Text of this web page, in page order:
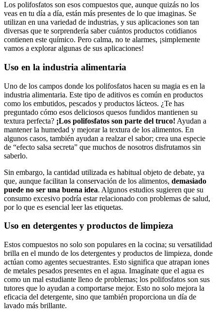
Los polifosfatos son esos compuestos que, ‌aunque ⁣quizás no los
veas en tu día a día, están más presentes​ de lo que imaginas.‌ Se
utilizan en‍ una variedad de⁣ industrias, y sus‍ aplicaciones son tan⁣
diversas que te ⁢sorprendería saber cuántos⁢ productos​ cotidianos
contienen este químico. Pero ‍calma, no te alarmes, ​¡simplemente
vamos a explorar algunas de sus aplicaciones!
Uso en la industria alimentaria
Uno de los‌ campos donde los polifosfatos hacen​ su magia es⁢ en la
industria alimentaria. Este tipo⁢ de aditivos ⁣es⁤ común en productos
como⁤ los embutidos, pescados y productos‍ lácteos. ¿Te has
preguntado cómo‍ esos deliciosos quesos‌ fundidos mantienen su
textura perfecta? ¡Los polifosfatos​ son parte del truco! Ayudan a
mantener ​la humedad​ y mejorar la textura de los alimentos. ​En
algunos casos, también ayudan a realzar el sabor; crea una‌ especie
de​ “efecto salsa secreta” que muchos de nosotros disfrutamos sin
saberlo.
Sin embargo, la ‌cantidad utilizada es habitual objeto de⁢ debate, ya
que, aunque​ facilitan ​la conservación ⁣de los alimentos, demasiado
puede no ser ⁣una buena idea.‍ Algunos ‌estudios sugieren que su
consumo excesivo ​podría estar relacionado con problemas de⁤ salud,
por lo‌ que es esencial ⁤leer las‌ etiquetas.
Uso en detergentes y productos de⁢ limpieza
Estos⁢ compuestos no‍ solo son populares en la cocina;‌ su versatilidad⁤
brilla en el mundo ⁤de los⁣ detergentes y productos de limpieza, donde
actúan como agentes secuestrantes.‌ Esto significa que​ atrapan iones
de ⁤metales pesados presentes en el agua.‌ Imagínate ⁣que el agua es‌
como un mal estudiante⁣ lleno de problemas;⁣ los polifosfatos ​son sus⁣
tutores que lo ayudan a comportarse mejor. ‌Esto‍ no solo mejora la
eficacia ⁤del detergente, ⁢sino ⁤que también proporciona ⁤un día ‌de⁣
lavado más brillante.